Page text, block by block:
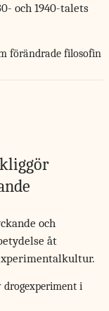
och 1940-talets
förändrade filosofin
och
åt
drogexperiment i